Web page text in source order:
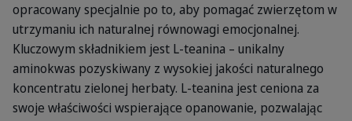
opracowany specjalnie po to, aby pomagać zwierzętom w
utrzymaniu ich naturalnej równowagi emocjonalnej.
Kluczowym składnikiem jest L-teanina – unikalny
aminokwas pozyskiwany z wysokiej jakości naturalnego
koncentratu zielonej herbaty. L-teanina jest ceniona za
swoje właściwości wspierające opanowanie, pozwalając